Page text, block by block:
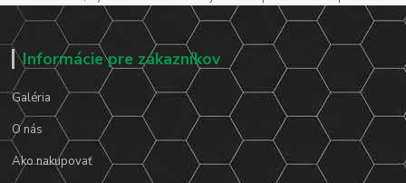
Informácie pre zákazníkov
Galéria
O nás
Ako nakupovať